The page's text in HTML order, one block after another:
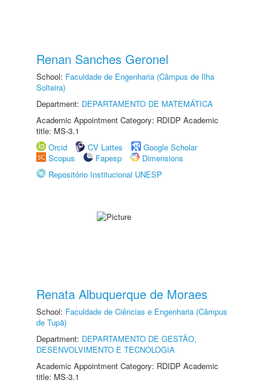
Renan Sanches Geronel
School: Faculdade de Engenharia (Câmpus de Ilha
Solteira)
Department: DEPARTAMENTO DE MATEMÁTICA
Academic Appointment Category: RDIDP Academic
title: MS-3.1
Orcid
CV Lattes
Google Scholar
Scopus
Fapesp
Dimensions
Repositório Institucional UNESP
Renata Albuquerque de Moraes
School: Faculdade de Ciências e Engenharia (Câmpus
de Tupã)
Department: DEPARTAMENTO DE GESTÃO,
DESENVOLVIMENTO E TECNOLOGIA
Academic Appointment Category: RDIDP Academic
title: MS-3.1